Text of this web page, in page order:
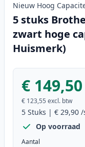
Nieuw Hoog
5 stuks
zwart hoge
Huismerk)
€ 149,50
€ 123,55 excl. btw
5 Stuks | € 29,90 /
Op voorraad
Aantal